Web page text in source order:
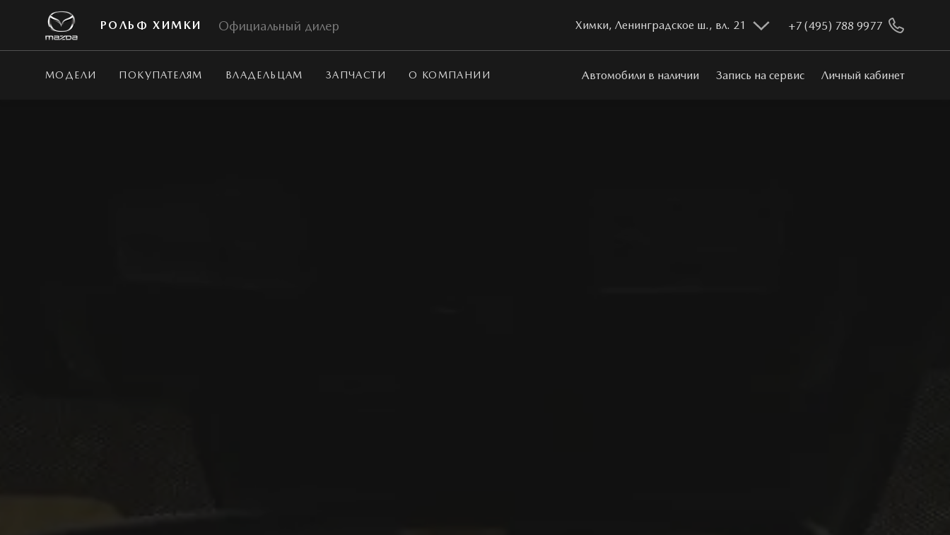
РОЛЬФ ХИМКИ Официальный дилер Химки, Ленинградское ш., вл. 21 +7 (495) 788 9977
МОДЕЛИ ПОКУПАТЕЛЯМ ВЛАДЕЛЬЦАМ ЗАПЧАСТИ О КОМПАНИИ Автомобили в наличии Запись на сервис Личный кабинет